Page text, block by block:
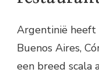
Argentinië heeft
Buenos Aires,
een breed scala